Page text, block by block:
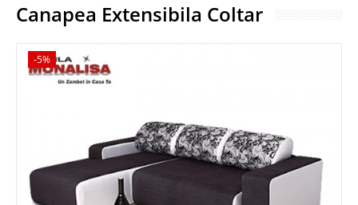
Canapea Extensibila Coltar
-5%